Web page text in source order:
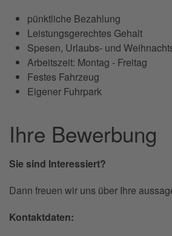
pünktliche Bezahlung
Leistungsgerechtes Gehalt
Spesen, Urlaubs- und
Arbeitszeit: Montag - Freitag
Festes Fahrzeug
Eigener Fuhrpark
Ihre Bewerbung
Sie sind Interessiert?
Dann freuen wir uns über Ihre
Kontaktdaten: